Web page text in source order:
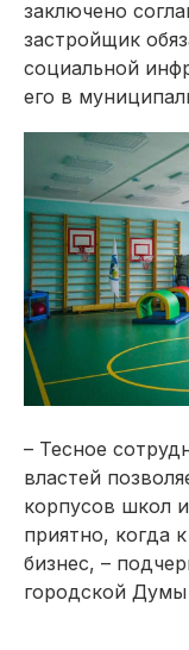
заключено
застройщик
социальной
его в
– Тесное
властей
корпусов школ
приятно, когда
бизнес, –
городской